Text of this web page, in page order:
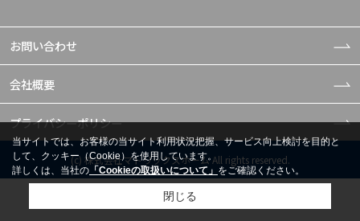
お問い合わせ
会社概要
プライバシーポリシー
(c) 株式会社マトリックスホーム All rights reserved.
当サイトでは、お客様の当サイト利用状況把握、サービス向上検討を目的と
して、クッキー（Cookie）を使用しています。
詳しくは、当社の 「Cookieの取扱いについて」 をご確認ください。
閉じる